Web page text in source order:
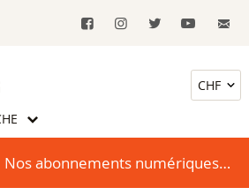
Nos abonnements numériques